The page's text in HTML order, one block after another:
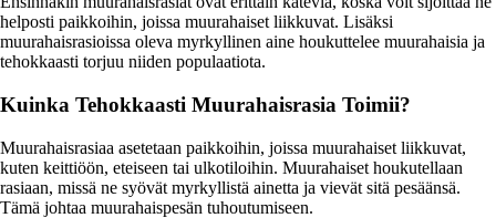
helposti paikkoihin, joissa muurahaiset liikkuvat. Lisäksi
muurahaisrasioissa oleva myrkyllinen aine houkuttelee muurahaisia ja
tehokkaasti torjuu niiden populaatiota.
Kuinka Tehokkaasti Muurahaisrasia Toimii?
Muurahaisrasiaa asetetaan paikkoihin, joissa muurahaiset liikkuvat,
kuten keittiöön, eteiseen tai ulkotiloihin. Muurahaiset houkutellaan
rasiaan, missä ne syövät myrkyllistä ainetta ja vievät sitä pesäänsä.
Tämä johtaa muurahaispesän tuhoutumiseen.